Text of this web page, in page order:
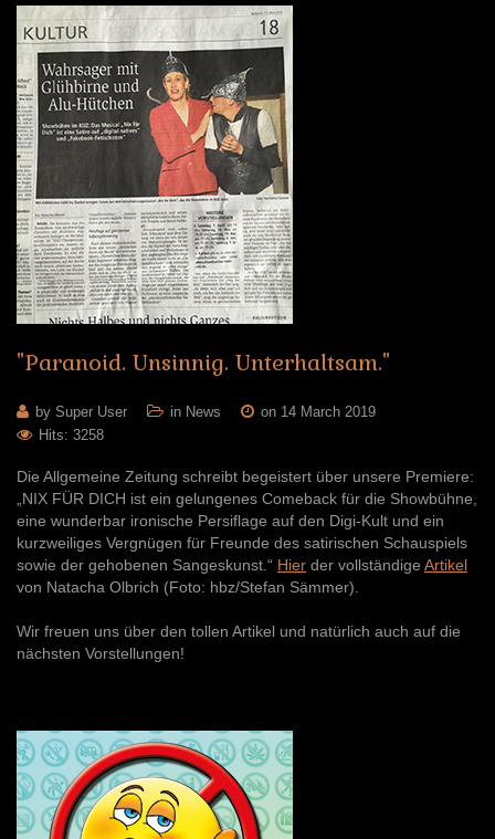
"Paranoid. Unsinnig. Unterhaltsam."
by Super User in News
on 14 March 2019
Hits: 3258
Die Allgemeine Zeitung schreibt begeistert über unsere Premiere:
„NIX FÜR DICH ist ein gelungenes Comeback für die Showbühne,
eine wunderbar ironische Persiflage auf den Digi-Kult und ein
kurzweiliges Vergnügen für Freunde des satirischen Schauspiels
sowie der gehobenen Sangeskunst.“ Hier der vollständige Artikel
von Natacha Olbrich (Foto: hbz/Stefan Sämmer).
Wir freuen uns über den tollen Artikel und natürlich auch auf die
nächsten Vorstellungen!